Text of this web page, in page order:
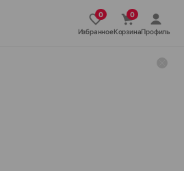
ИзбранноеКорзинаПрофиль